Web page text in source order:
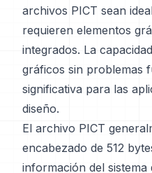
archivos PICT sean
requieren elementos
integrados. La
gráficos sin problemas
significativa para las
diseño.
El archivo PICT
encabezado de 512
información del sistema